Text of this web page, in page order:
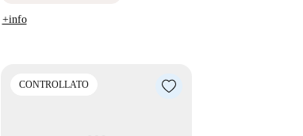
+info
CONTROLLATO